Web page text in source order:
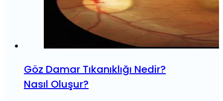
Göz Damar Tıkanıklığı Nedir?
Nasıl Oluşur?